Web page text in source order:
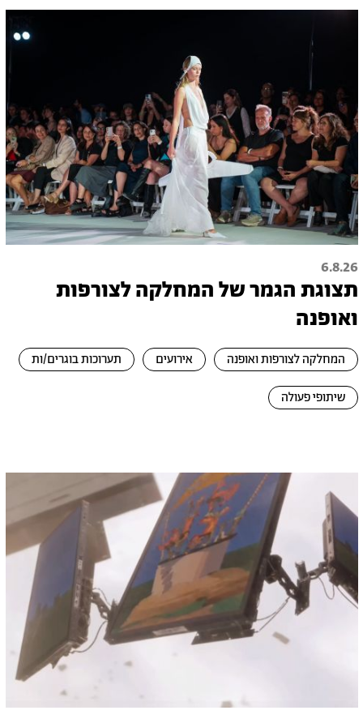
6.8.26
תצוגת הגמר של המחלקה לצורפות
ואופנה
המחלקה לצורפות ואופנה אירועים תערוכות בוגרים/ות
שיתופי פעולה